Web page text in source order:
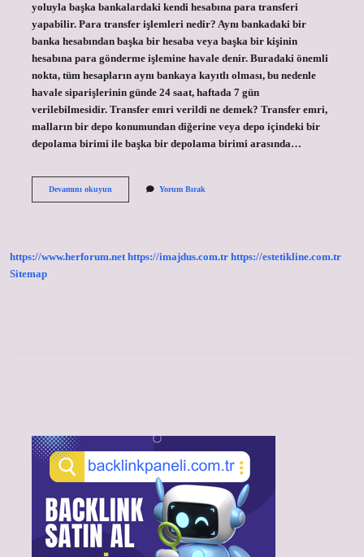
yoluyla başka bankalardaki kendi hesabına para transferi
yapabilir. Para transfer işlemleri nedir? Aynı bankadaki bir
banka hesabından başka bir hesaba veya başka bir kişinin
hesabına para gönderme işlemine havale denir. Buradaki önemli
nokta, tüm hesapların aynı bankaya kayıtlı olması, bu nedenle
havale siparişlerinin günde 24 saat, haftada 7 gün
verilebilmesidir. Transfer emri verildi ne demek? Transfer emri,
malların bir depo konumundan diğerine veya depo içindeki bir
depolama birimi ile başka bir depolama birimi arasında…
Devamını okuyunTransfer
Yorum Bırak
https://www.herforum.net https://imajdus.com.tr https://estetikline.com.tr
Sitemap